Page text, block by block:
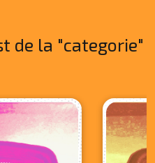
de la "categorie"